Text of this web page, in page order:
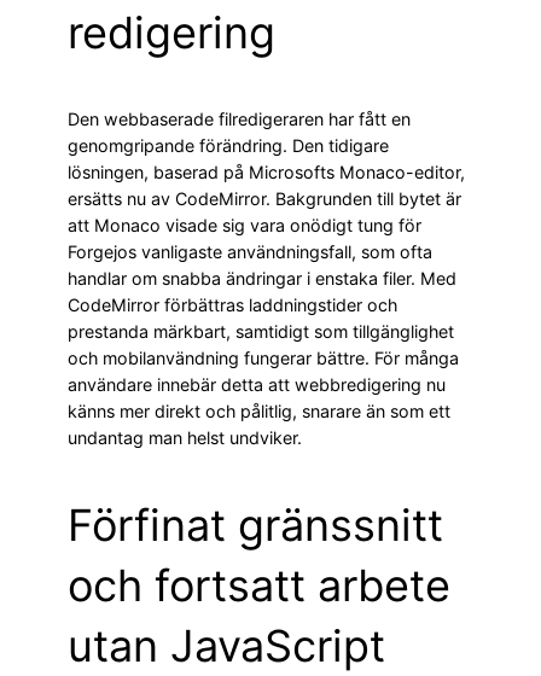
redigering
Den webbaserade filredigeraren har fått en
genomgripande förändring. Den tidigare
lösningen, baserad på Microsofts Monaco-editor,
ersätts nu av CodeMirror. Bakgrunden till bytet är
att Monaco visade sig vara onödigt tung för
Forgejos vanligaste användningsfall, som ofta
handlar om snabba ändringar i enstaka filer. Med
CodeMirror förbättras laddningstider och
prestanda märkbart, samtidigt som tillgänglighet
och mobilanvändning fungerar bättre. För många
användare innebär detta att webbredigering nu
känns mer direkt och pålitlig, snarare än som ett
undantag man helst undviker.
Förfinat gränssnitt
och fortsatt arbete
utan JavaScript